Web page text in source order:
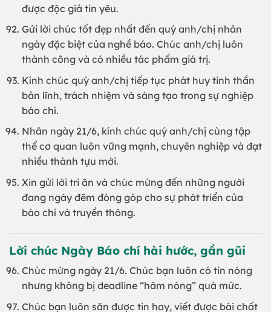
được độc giả tin yêu.
Gửi lời chúc tốt đẹp nhất đến quý anh/chị nhân
ngày đặc biệt của nghề báo. Chúc anh/chị luôn
thành công và có nhiều tác phẩm giá trị.
Kính chúc quý anh/chị tiếp tục phát huy tinh thần
bản lĩnh, trách nhiệm và sáng tạo trong sự nghiệp
báo chí.
Nhân ngày 21/6, kính chúc quý anh/chị cùng tập
thể cơ quan luôn vững mạnh, chuyên nghiệp và đạt
nhiều thành tựu mới.
Xin gửi lời tri ân và chúc mừng đến những người
đang ngày đêm đóng góp cho sự phát triển của
báo chí và truyền thông.
Lời chúc Ngày Báo chí hài hước, gần gũi
Chúc mừng ngày 21/6. Chúc bạn luôn có tin nóng
nhưng không bị deadline “hâm nóng” quá mức.
Chúc bạn luôn săn được tin hay, viết được bài chất